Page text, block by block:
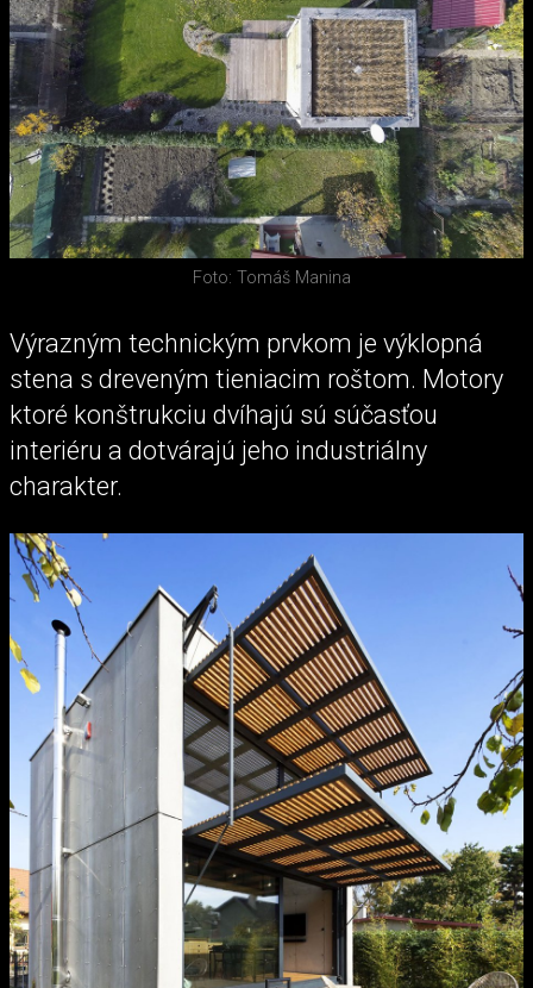
Foto: Tomáš Manina
Výrazným technickým prvkom je výklopná
stena s dreveným tieniacim roštom. Motory
ktoré konštrukciu dvíhajú sú súčasťou
interiéru a dotvárajú jeho industriálny
charakter.